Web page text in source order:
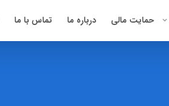
حمایت مالی درباره ما تماس با ما